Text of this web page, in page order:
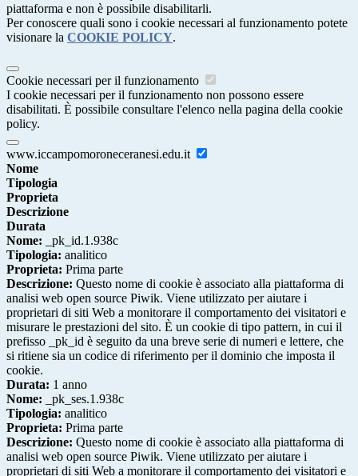
piattaforma e non è possibile disabilitarli.
Per conoscere quali sono i cookie necessari al funzionamento potete
visionare la COOKIE POLICY.
Cookie necessari per il funzionamento
I cookie necessari per il funzionamento non possono essere
disabilitati. È possibile consultare l'elenco nella pagina della cookie
policy.
www.iccampomoroneceranesi.edu.it
Nome
Tipologia
Proprieta
Descrizione
Durata
Nome: _pk_id.1.938c
Tipologia: analitico
Proprieta: Prima parte
Descrizione: Questo nome di cookie è associato alla piattaforma di
analisi web open source Piwik. Viene utilizzato per aiutare i
proprietari di siti Web a monitorare il comportamento dei visitatori e
misurare le prestazioni del sito. È un cookie di tipo pattern, in cui il
prefisso _pk_id è seguito da una breve serie di numeri e lettere, che
si ritiene sia un codice di riferimento per il dominio che imposta il
cookie.
Durata: 1 anno
Nome: _pk_ses.1.938c
Tipologia: analitico
Proprieta: Prima parte
Descrizione: Questo nome di cookie è associato alla piattaforma di
analisi web open source Piwik. Viene utilizzato per aiutare i
proprietari di siti Web a monitorare il comportamento dei visitatori e